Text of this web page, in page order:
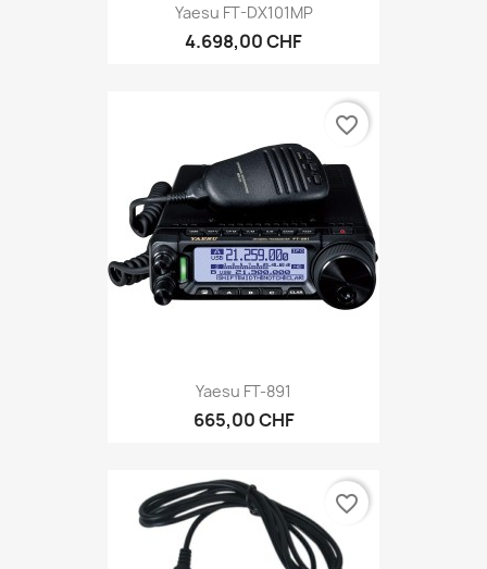
Yaesu FT-DX101MP
4.698,00 CHF
Yaesu FT-891
665,00 CHF
favorite_border
favorite_border